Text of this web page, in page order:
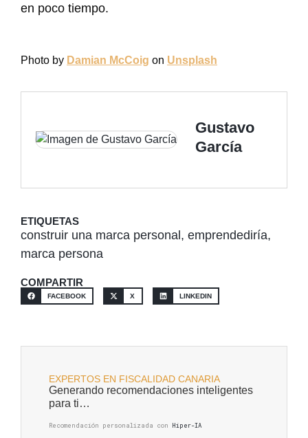
en poco tiempo.
Photo by Damian McCoig on Unsplash
Gustavo
García
ETIQUETAS
construir una marca personal, emprendediría,
marca persona
COMPARTIR
FACEBOOK X LINKEDIN
EXPERTOS EN FISCALIDAD CANARIA
Generando recomendaciones inteligentes
para ti…
Recomendación personalizada con Hiper-IA